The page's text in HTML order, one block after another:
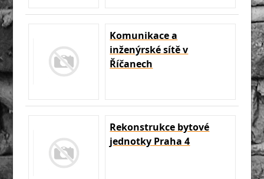
Komunikace a
inženýrské sítě v
Říčanech
Rekonstrukce bytové
jednotky Praha 4